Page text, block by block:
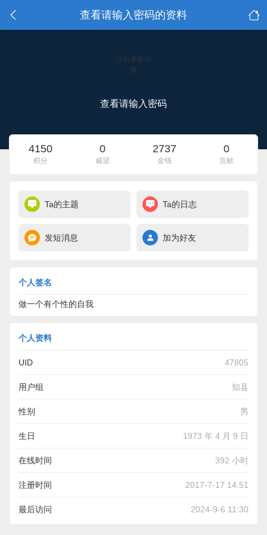
查看请输入密码的资料
点击重新加
载
查看请输入密码
4150
积分
0
威望
2737
金钱
0
贡献
Ta的主题 Ta的日志
发短消息 加为好友
个人签名
做一个有个性的自我
个人资料
UID 47805
用户组 知县
性别 男
生日 1973 年 4 月 9 日
在线时间 392 小时
注册时间 2017-7-17 14:51
最后访问 2024-9-6 11:30